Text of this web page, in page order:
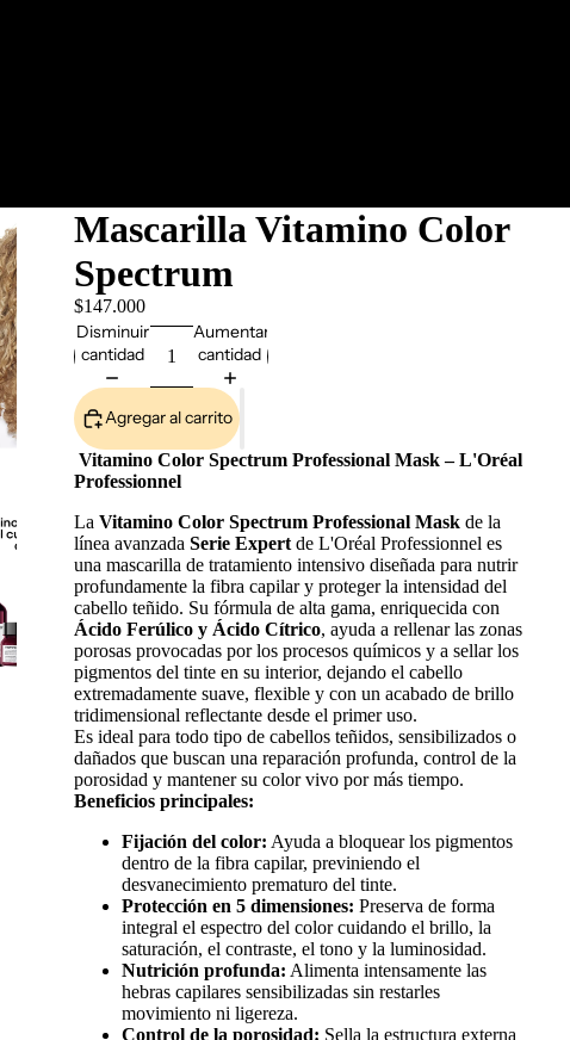
Mascarilla Vitamino Color
Spectrum
$147.000
Disminuir
cantidad
Aumentar
cantidad
Agregar al carrito
Vitamino Color Spectrum Professional Mask – L'Oréal
Professionnel
La Vitamino Color Spectrum Professional Mask de la
línea avanzada Serie Expert de L'Oréal Professionnel es
una mascarilla de tratamiento intensivo diseñada para nutrir
profundamente la fibra capilar y proteger la intensidad del
cabello teñido. Su fórmula de alta gama, enriquecida con
Ácido Ferúlico y Ácido Cítrico, ayuda a rellenar las zonas
porosas provocadas por los procesos químicos y a sellar los
pigmentos del tinte en su interior, dejando el cabello
extremadamente suave, flexible y con un acabado de brillo
tridimensional reflectante desde el primer uso.
Es ideal para todo tipo de cabellos teñidos, sensibilizados o
dañados que buscan una reparación profunda, control de la
porosidad y mantener su color vivo por más tiempo.
Beneficios principales:
Fijación del color: Ayuda a bloquear los pigmentos
dentro de la fibra capilar, previniendo el
desvanecimiento prematuro del tinte.
Protección en 5 dimensiones: Preserva de forma
integral el espectro del color cuidando el brillo, la
saturación, el contraste, el tono y la luminosidad.
Nutrición profunda: Alimenta intensamente las
hebras capilares sensibilizadas sin restarles
movimiento ni ligereza.
Control de la porosidad: Sella la estructura externa